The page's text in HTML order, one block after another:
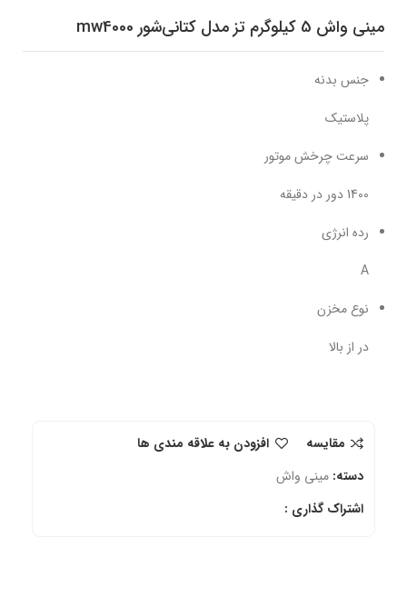
مینی‌ واش 5 کیلوگرم تز مدل کتانی‌شور mw4000
جنس بدنه
پلاستیک
سرعت چرخش موتور
1400 دور در دقیقه
رده انرژی
A
نوع مخزن
در از بالا
مقایسه
افزودن به علاقه مندی ها
دسته: مینی واش
اشتراک گذاری :